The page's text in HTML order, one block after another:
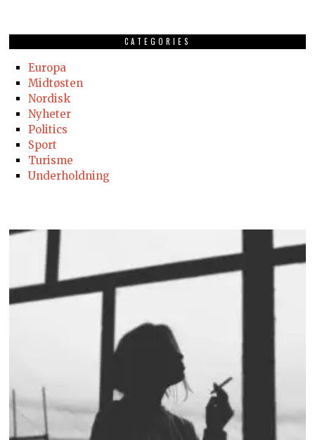
CATEGORIES
Europa
Midtøsten
Nordisk
Nyheter
Politics
Sport
Turisme
Underholdning